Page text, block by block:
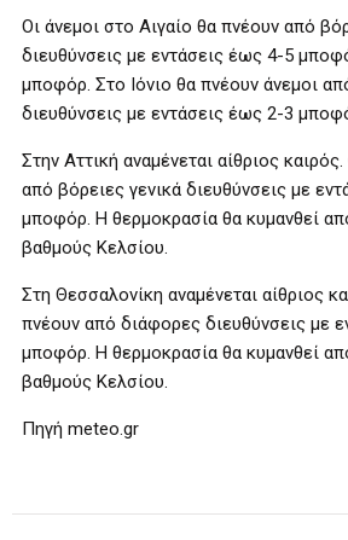
Οι άνεμοι στο Αιγαίο θα πνέουν από
διευθύνσεις με εντάσεις έως 4-5
μποφόρ. Στο Ιόνιο θα πνέουν άνεμοι
διευθύνσεις με εντάσεις έως 2-3
Στην Αττική αναμένεται αίθριος
από βόρειες γενικά διευθύνσεις με
μποφόρ. Η θερμοκρασία θα κυμανθεί
βαθμούς Κελσίου.
Στη Θεσσαλονίκη αναμένεται αίθριος
πνέουν από διάφορες διευθύνσεις με
μποφόρ. Η θερμοκρασία θα κυμανθεί
βαθμούς Κελσίου.
Πηγή meteo.gr